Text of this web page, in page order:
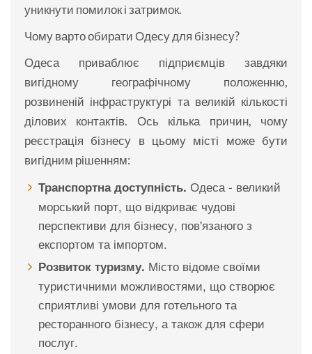
уникнути помилок і затримок.
Чому варто обирати Одесу для бізнесу?
Одеса приваблює підприємців завдяки
вигідному географічному положенню,
розвиненій інфраструктурі та великій кількості
ділових контактів. Ось кілька причин, чому
реєстрація бізнесу в цьому місті може бути
вигідним рішенням:
Транспортна доступність. Одеса - великий
морський порт, що відкриває чудові
перспективи для бізнесу, пов'язаного з
експортом та імпортом.
Розвиток туризму. Місто відоме своїми
туристичними можливостями, що створює
сприятливі умови для готельного та
ресторанного бізнесу, а також для сфери
послуг.